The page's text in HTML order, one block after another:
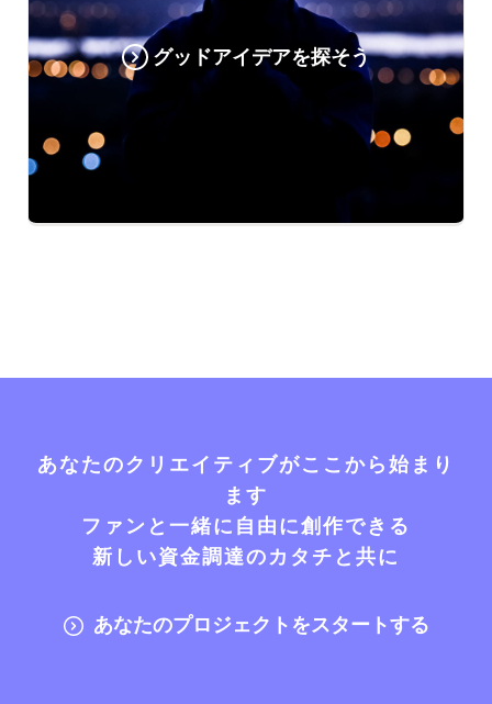
グッドアイデアを探そう
あなたのクリエイティブがここから始まり
ます
ファンと一緒に自由に創作できる
新しい資金調達のカタチと共に
あなたのプロジェクトをスタートする